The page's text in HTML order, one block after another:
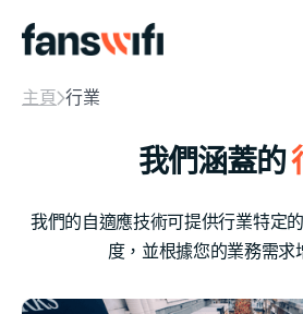
主頁 行業
我們涵蓋的
我們的自適應技術可提供行業特定
度，並根據您的業務需求